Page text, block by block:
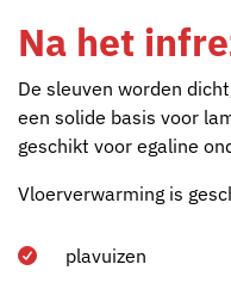
Na het
De sleuven worden
een solide basis voor
geschikt voor egaline
Vloerverwarming is
plavuizen